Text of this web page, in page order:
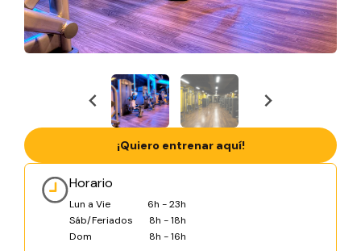
Horario
Lun a Vie
6h - 23h
Sáb/Feriados
8h - 18h
Dom
8h - 16h
¡Quiero entrenar aquí!